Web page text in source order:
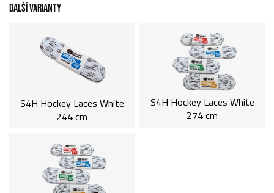
DALŠÍ VARIANTY
S4H Hockey Laces White
244 cm
S4H Hockey Laces White
274 cm